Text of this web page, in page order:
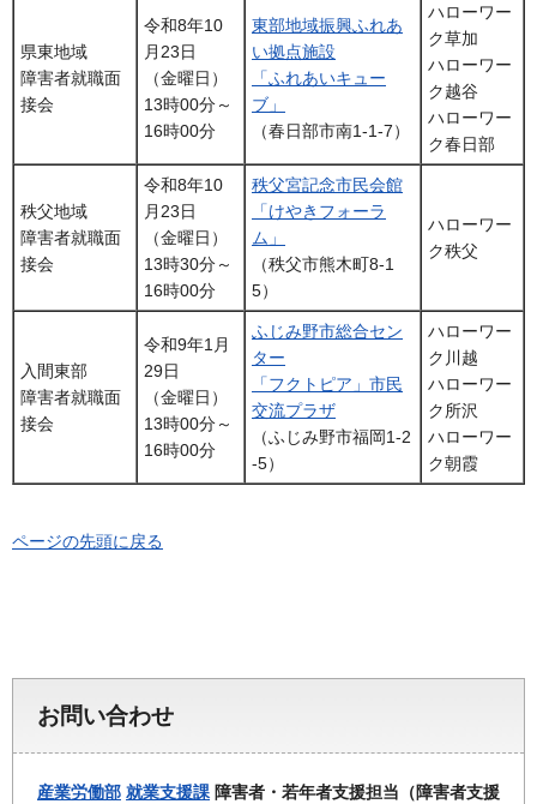
県東地域
障害者就職面
接会
令和8年10
月23日
（金曜日）
13時00分～
16時00分
東部地域振興ふれあ
い拠点施設
「ふれあいキュー
ブ」
（春日部市南1-1-7）
ハローワー
ク草加
ハローワー
ク越谷
ハローワー
ク春日部
秩父地域
障害者就職面
接会
令和8年10
月23日
（金曜日）
13時30分～
16時00分
秩父宮記念市民会館
「けやきフォーラ
ム」
（秩父市熊木町8-1
5）
ハローワー
ク秩父
入間東部
障害者就職面
接会
令和9年1月
29日
（金曜日）
13時00分～
16時00分
ふじみ野市総合セン
ター
「フクトピア」市民
交流プラザ
（ふじみ野市福岡1-2
-5）
ハローワー
ク川越
ハローワー
ク所沢
ハローワー
ク朝霞
ページの先頭に戻る
お問い合わせ
産業労働部 就業支援課 障害者・若年者支援担当（障害者支援